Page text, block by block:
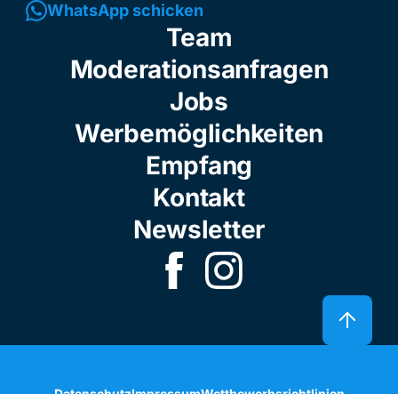
WhatsApp schicken
Team
Moderationsanfragen
Jobs
Werbemöglichkeiten
Empfang
Kontakt
Newsletter